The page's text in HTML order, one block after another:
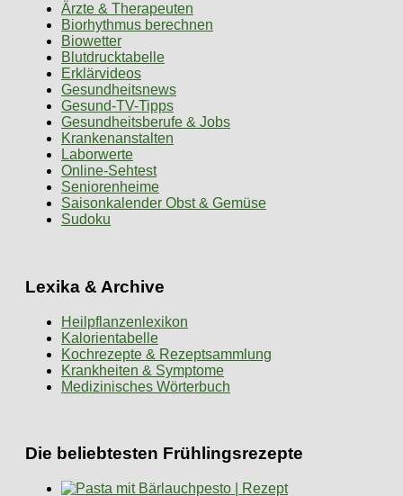
Ärzte & Therapeuten
Biorhythmus berechnen
Biowetter
Blutdrucktabelle
Erklärvideos
Gesundheitsnews
Gesund-TV-Tipps
Gesundheitsberufe & Jobs
Krankenanstalten
Laborwerte
Online-Sehtest
Seniorenheime
Saisonkalender Obst & Gemüse
Sudoku
Lexika & Archive
Heilpflanzenlexikon
Kalorientabelle
Kochrezepte & Rezeptsammlung
Krankheiten & Symptome
Medizinisches Wörterbuch
Die beliebtesten Frühlingsrezepte